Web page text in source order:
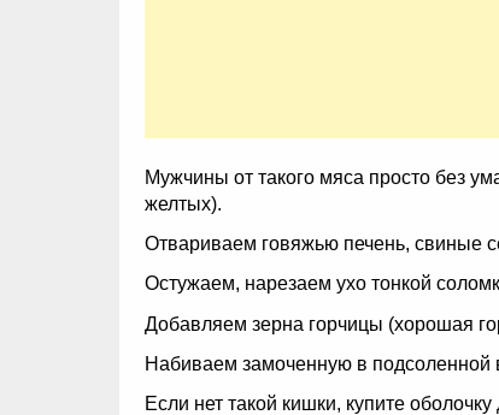
Мужчины от такого мяса просто без
желтых).
Отвариваем говяжью печень, свиные
Остужаем, нарезаем ухо тонкой
Добавляем зерна горчицы (хорошая
Набиваем замоченную в подсоленной
Если нет такой кишки, купите